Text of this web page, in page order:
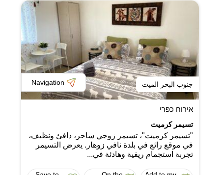
جنوب البحر الميت Navigation
אירוח כפרי
تسيمر كرميت
"تسيمر كرميت"، تسيمر زوجي ساحر، دافئ ونظيف،
في موقع رائع في بلدة نافي زوهار. يعرض التسيمر
تجربة استجمام ريفية وهادئة في...